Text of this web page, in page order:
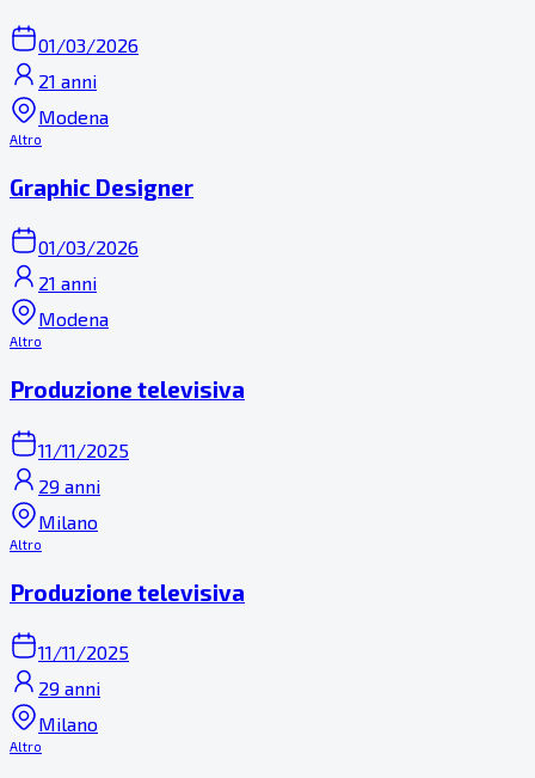
01/03/2026
21 anni
Modena
Altro
Graphic Designer
01/03/2026
21 anni
Modena
Altro
Produzione televisiva
11/11/2025
29 anni
Milano
Altro
Produzione televisiva
11/11/2025
29 anni
Milano
Altro